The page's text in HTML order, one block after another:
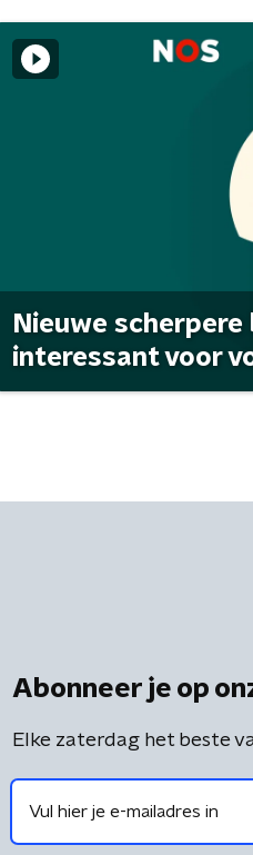
Nieuwe scherpere
interessant voor
Abonneer je op
Elke zaterdag het beste